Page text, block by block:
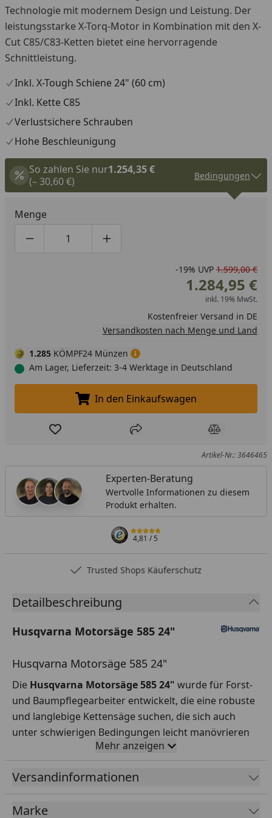
Technologie mit modernem Design und Leistung. Der
leistungsstarke X-Torq-Motor in Kombination mit den X-
Cut C85/C83-Ketten bietet eine hervorragende
Schnittleistung.
Inkl. X-Tough Schiene 24" (60 cm)
Inkl. Kette C85
Verlustsichere Schrauben
Hohe Beschleunigung
So zahlen Sie nur1.254,35 €
(– 30,60 €)
Bedingungen
Menge
Produktmenge um eins verringern
Produktmenge manuell eingeben
Produktmenge um eins erhöhen
-19% UVP 1.599,00 €
1.284,95 €
inkl. 19% MwSt.
Kostenfreier Versand in DE
Versandkosten nach Menge und Land
1.285 KÖMPF24 Münzen
Am Lager, Lieferzeit: 3-4 Werktage in Deutschland
In den Einkaufswagen legen
In den Einkaufswagen
Produkt zur Wunschliste hinzufügen
Teilen Produkt
Artikel-Nr.: 3646465
Experten-Beratung
Wertvolle Informationen zu diesem
Produkt erhalten.
4,81/ 5
Trusted Shops Käuferschutz
Detailbeschreibung
Husqvarna Motorsäge 585 24"
Husqvarna Motorsäge 585 24"
Die Husqvarna Motorsäge 585 24" wurde für Forst-
und Baumpflegearbeiter entwickelt, die eine robuste
und langlebige Kettensäge suchen, die sich auch
unter schwierigen Bedingungen leicht manövrieren
und warten lässt. Diese Kettensäge kombiniert
bewährte Technologie mit modernem Design und
Leistung. Der leistungsstarke X-Torq-Motor in
Kombination mit den X-Cut C85/C83-Ketten bietet
eine hervorragende Schnittleistung.
Mehr anzeigen
Versandinformationen
Marke